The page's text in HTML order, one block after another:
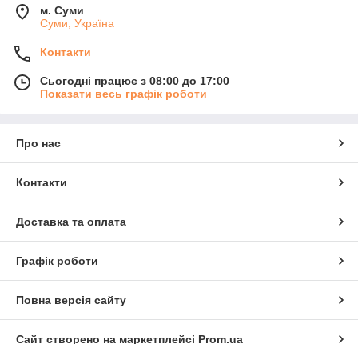
м. Суми
Суми, Україна
Контакти
Сьогодні працює з 08:00 до 17:00
Показати весь графік роботи
Про нас
Контакти
Доставка та оплата
Графік роботи
Повна версія сайту
Сайт створено на маркетплейсі Prom.ua